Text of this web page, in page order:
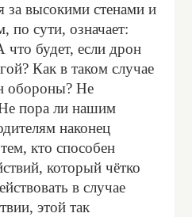
за высокими стенами и
по сути, означает:
будет, если дрон
Как в таком случае
обороны? Не
пора ли нашим
наконец
кто способен
который чётко
в случае
этой так